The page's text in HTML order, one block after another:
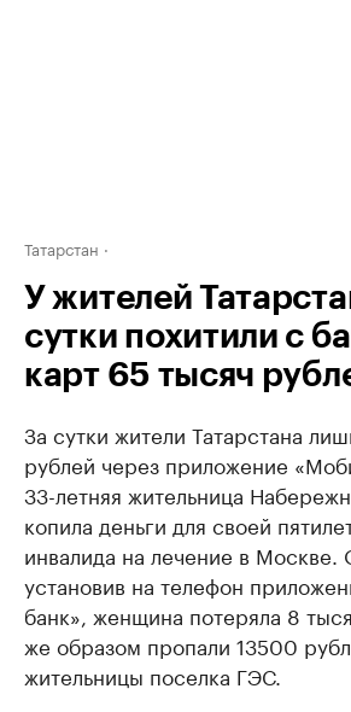
Татарстан
У жителей
сутки похитили с
карт 65 тысяч
За сутки жители Татарстана
рублей через приложение
33-летняя жительница
копила деньги для своей
инвалида на лечение в Москве.
установив на телефон
банк», женщина потеряла 8
же образом пропали 13500
жительницы поселка ГЭС.